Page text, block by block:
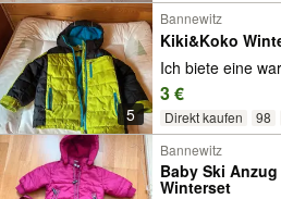
5
Bannewitz
Kiki&Koko
Ich biete eine
3 €
Direkt kaufen 98
Bannewitz
Baby Ski
Winterset